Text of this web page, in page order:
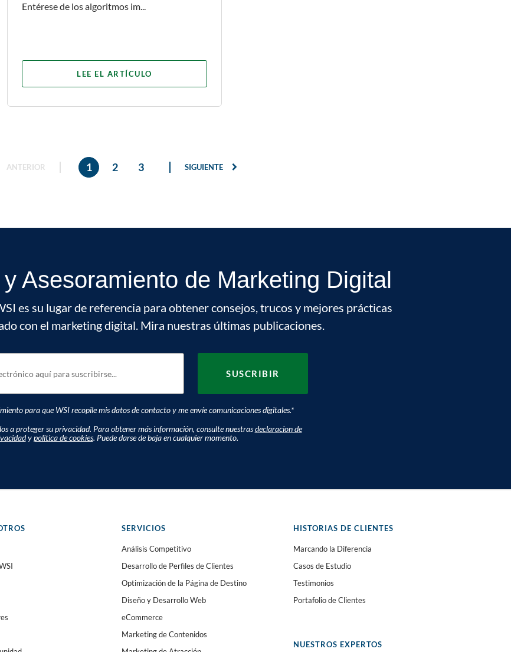
Entérese de los algoritmos im...
LEE EL ARTÍCULO
ANTERIOR 1 2 3 SIGUIENTE
Asesoramiento de Marketing Digital
es su lugar de referencia para obtener consejos, trucos y mejores prácticas
con el marketing digital. Mira nuestras últimas publicaciones.
para que WSI recopile mis datos de contacto y me envíe comunicaciones digitales.*
a proteger su privacidad. Para obtener más información, consulte nuestrasdeclaracion de
ypolitica de cookies. Puede darse de baja en cualquier momento.
SERVICIOS
Análisis Competitivo
Desarrollo de Perfiles de Clientes
Optimización de la Página de Destino
Diseño y Desarrollo Web
eCommerce
Marketing de Contenidos
HISTORIAS DE CLIENTES
Marcando la Diferencia
Casos de Estudio
Testimonios
Portafolio de Clientes
NUESTROS EXPERTOS